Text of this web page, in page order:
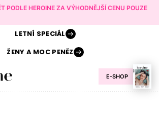
PODLE HEROINE ZA VÝHODNĚJŠÍ CENU POUZE
E-SHOP
LETNÍ SPECIÁL
ŽENY AMOC PENĚZ